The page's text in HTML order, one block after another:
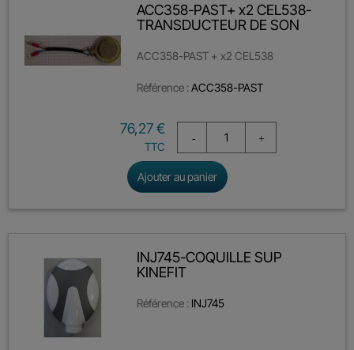
ACC358-PAST+ x2 CEL538-
TRANSDUCTEUR DE SON
ACC358-PAST + x2 CEL538
Référence :ACC358-PAST
Prix
76,27 €
TTC
Ajouter au panier
INJ745-COQUILLE SUP
KINEFIT
Référence : INJ745